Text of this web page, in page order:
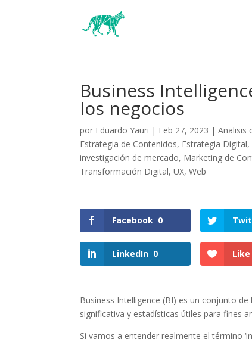
Business
los negocios
por Eduardo Yauri | Feb 27, 2023 |Analisis
Estrategia de Contenidos, Estrategia Digital,
investigación de mercado, Marketing de
Transformación Digital,UX,Web
Facebook 0
LinkedIn 0 Like
Business Intelligence (BI) es un conjunto
significativa y estadísticas útiles para fines
Si vamos a entender realmente el término